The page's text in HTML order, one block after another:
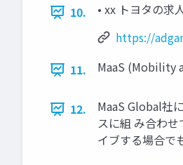
10.
• xx トヨタの
https://
11.
MaaS (Mobility
12.
MaaS Global社
スに組 み合わ
イブする場合で